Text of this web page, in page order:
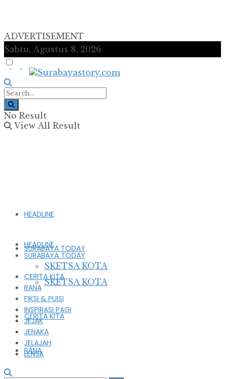
ADVERTISEMENT
Sabtu, Agustus 8, 2026
No Result
View All Result
HEADLINE
SURABAYA TODAY
SKETSA KOTA
CERITA KITA
RANA
HEADLINE
SURABAYA TODAY
SKETSA KOTA
CERITA KITA
RANA
FIKSI & PUISI
INSPIRASI PAGI
JEJAK
JENAKA
JELAJAH
LENSA